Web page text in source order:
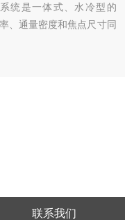
统是一体式、水冷型的
、通量密度和焦点尺寸同
联系我们